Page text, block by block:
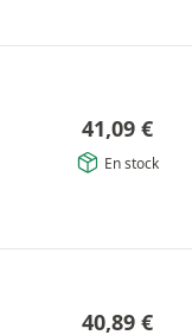
41,09 €
En stock
40,89 €